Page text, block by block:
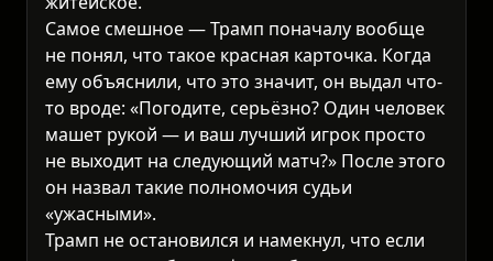
Самое смешное — Трамп поначалу вообще
не понял, что такое красная карточка. Когда
ему объяснили, что это значит, он выдал что-
то вроде: «Погодите, серьёзно? Один человек
машет рукой — и ваш лучший игрок просто
не выходит на следующий матч?» После этого
он назвал такие полномочия судьи
«ужасными».
Трамп не остановился и намекнул, что если